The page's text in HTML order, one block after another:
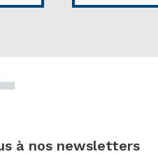
à nos newsletters